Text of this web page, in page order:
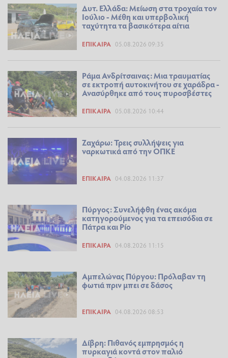
Δυτ. Ελλάδα: Μείωση στα τροχαία τον
Ιούλιο - Μέθη και υπερβολική
ταχύτητα τα βασικότερα αίτια
ΕΠΊΚΑΙΡΑ 05.08.2026 09:35
Ράμα Ανδρίτσαινας: Μια τραυματίας
σε εκτροπή αυτοκινήτου σε χαράδρα -
Ανασύρθηκε από τους πυροσβέστες
ΕΠΊΚΑΙΡΑ 05.08.2026 10:44
Ζαχάρω: Τρεις συλλήψεις για
ναρκωτικά από την ΟΠΚΕ
ΕΠΊΚΑΙΡΑ 04.08.2026 11:37
Πύργος: Συνελήφθη ένας ακόμα
κατηγορούμενος για τα επεισόδια σε
Πάτρα και Ρίο
ΕΠΊΚΑΙΡΑ 04.08.2026 11:15
Αμπελώνας Πύργου: Πρόλαβαν τη
φωτιά πριν μπει σε δάσος
ΕΠΊΚΑΙΡΑ 04.08.2026 08:53
Δίβρη: Πιθανός εμπρησμός η
πυρκαγιά κοντά στον παλιό